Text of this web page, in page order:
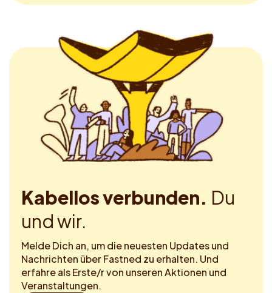
Kabellos verbunden. Du
und wir.
Melde Dich an, um die neuesten Updates und
Nachrichten über Fastned zu erhalten. Und
erfahre als Erste/r von unseren Aktionen und
Veranstaltungen.